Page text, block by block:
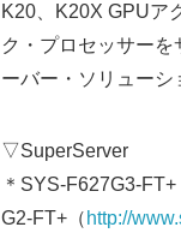
K20、K20X GPUア
ク・プロセッサー
ーバー・ソリューシ
▽SuperServer
＊SYS-F627G3-FT+
G2-FT+（ http://